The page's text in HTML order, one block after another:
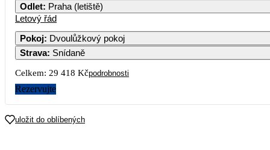
Odlet: Praha (letiště)
Letový řád
Pokoj: Dvoulůžkový pokoj
Strava: Snídaně
Celkem: 29 418 Kčpodrobnosti
Rezervujte
uložit do oblíbených